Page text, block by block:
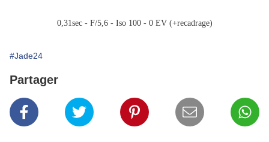
0,31sec - F/5,6 - Iso 100 - 0 EV (+recadrage)
#Jade24
Partager